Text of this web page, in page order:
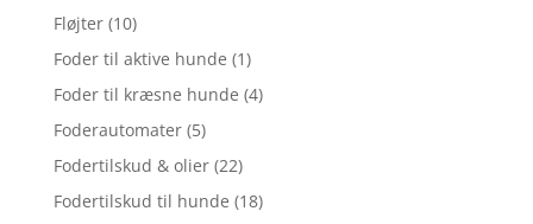
Fløjter (10)
Foder til aktive hunde (1)
Foder til kræsne hunde (4)
Foderautomater (5)
Fodertilskud & olier (22)
Fodertilskud til hunde (18)